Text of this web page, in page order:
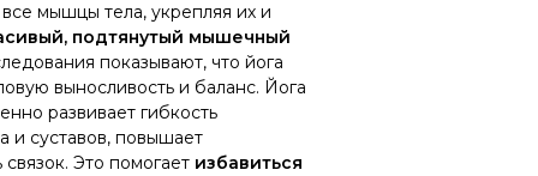
мышцы тела, укрепляя их и
подтянутый мышечный
показывают, что йога
выносливость и баланс. Йога
развивает гибкость
и суставов, повышает
связок. Это помогает избавиться